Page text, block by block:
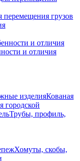
перемещения грузов
и отличия
изделияКованая
городской
Трубы, профиль,
Хомуты, скобы,